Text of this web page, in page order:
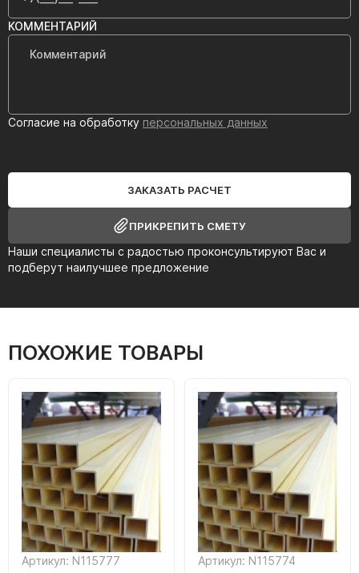
Наши специалисты с радостью проконсультируют Вас и
подберут наилучшее предложение
КОММЕНТАРИЙ
Согласие на обработку персональных данных
ЗАКАЗАТЬ РАСЧЕТ
ПРИКРЕПИТЬ СМЕТУ
ПОХОЖИЕ ТОВАРЫ
Артикул: N115777 Артикул: N115774